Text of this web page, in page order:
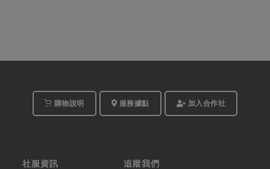
購物說明 服務據點 加入合作社
社服資訊 追蹤我們